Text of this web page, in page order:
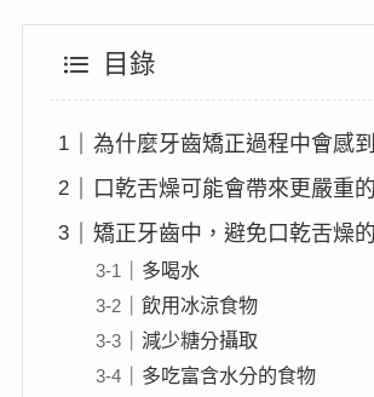
目錄
為什麼牙齒矯正過程中會感
口乾舌燥可能會帶來更嚴重
矯正牙齒中，避免口乾舌燥
多喝水
飲用冰涼食物
減少糖分攝取
多吃富含水分的食物